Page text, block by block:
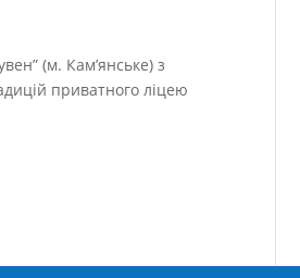
(м. Кам’янське) з
приватного ліцею